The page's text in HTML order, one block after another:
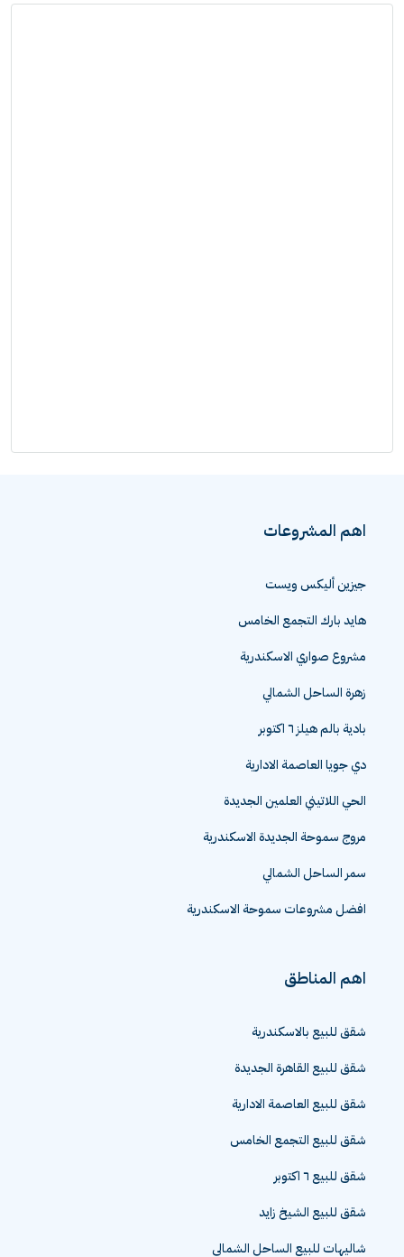
اهم المشروعات
جيزين أليكس ويست
هايد بارك التجمع الخامس
مشروع صواري الاسكندرية
زهرة الساحل الشمالي
بادية بالم هيلز ٦ اكتوبر
دي جويا العاصمة الادارية
الحي اللاتيني العلمين الجديدة
مروج سموحة الجديدة الاسكندرية
سمر الساحل الشمالي
افضل مشروعات سموحة الاسكندرية
اهم المناطق
شقق للبيع بالاسكندرية
شقق للبيع القاهرة الجديدة
شقق للبيع العاصمة الادارية
شقق للبيع التجمع الخامس
شقق للبيع ٦ اكتوبر
شقق للبيع الشيخ زايد
شاليهات للبيع الساحل الشمالي